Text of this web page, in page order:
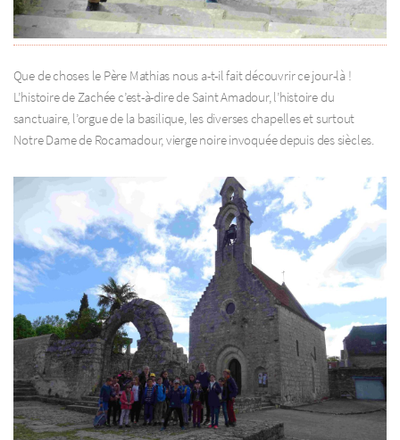
Que de choses le Père Mathias nous a-t-il fait découvrir ce jour-là !
L’histoire de Zachée c’est-à-dire de Saint Amadour, l’histoire du
sanctuaire, l’orgue de la basilique, les diverses chapelles et surtout
Notre Dame de Rocamadour, vierge noire invoquée depuis des siècles.